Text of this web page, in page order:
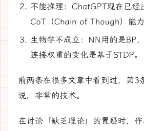
不能推理：ChatGPT现在已经
CoT（Chain of Though）能力
生物学不成立：NN用的是BP
连接权重的变化是基于STDP。
前两条在很多文章中看到过，第3
说，非常的技术。
在讨论「缺乏理论」的置疑时，